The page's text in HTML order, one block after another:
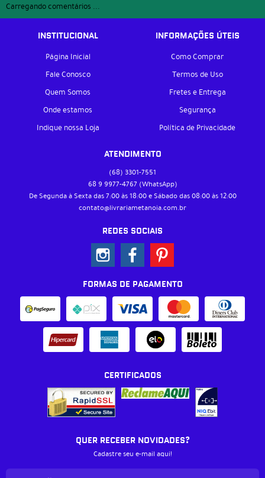
Carregando comentários ...
INSTITUCIONAL
Página Inicial
Fale Conosco
Quem Somos
Onde estamos
Indique nossa Loja
INFORMAÇÕES ÚTEIS
Como Comprar
Termos de Uso
Fretes e Entrega
Segurança
Política de Privacidade
ATENDIMENTO
(68) 3301-7551
68 9 9977-4767 (WhatsApp)
De Segunda à Sexta das 7:00 às 18:00 e Sábado das 08:00 às 12:00
contato@livrariametanoia.com.br
REDES SOCIAIS
FORMAS DE PAGAMENTO
CERTIFICADOS
QUER RECEBER NOVIDADES?
Cadastre seu e-mail aqui!